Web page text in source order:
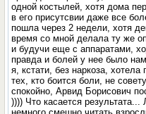
одной костылей, хотя дома
в его присутсвии даже все
пошла через 2 недели, хотя
время со мной делала ту же
и будучи еще с аппаратами,
правда и болей у нее было
я, кстати, без наркоза,
тех, кто боится боли, не
спокойно, Арвид Борисович
)))) Что касается